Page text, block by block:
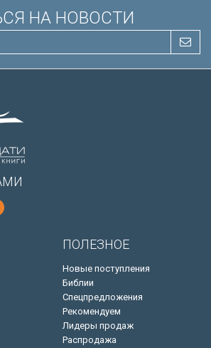
НА НОВОСТИ
ПОЛЕЗНОЕ
Новые поступления
Библии
Спецпредложения
Рекомендуем
Лидеры продаж
Распродажа